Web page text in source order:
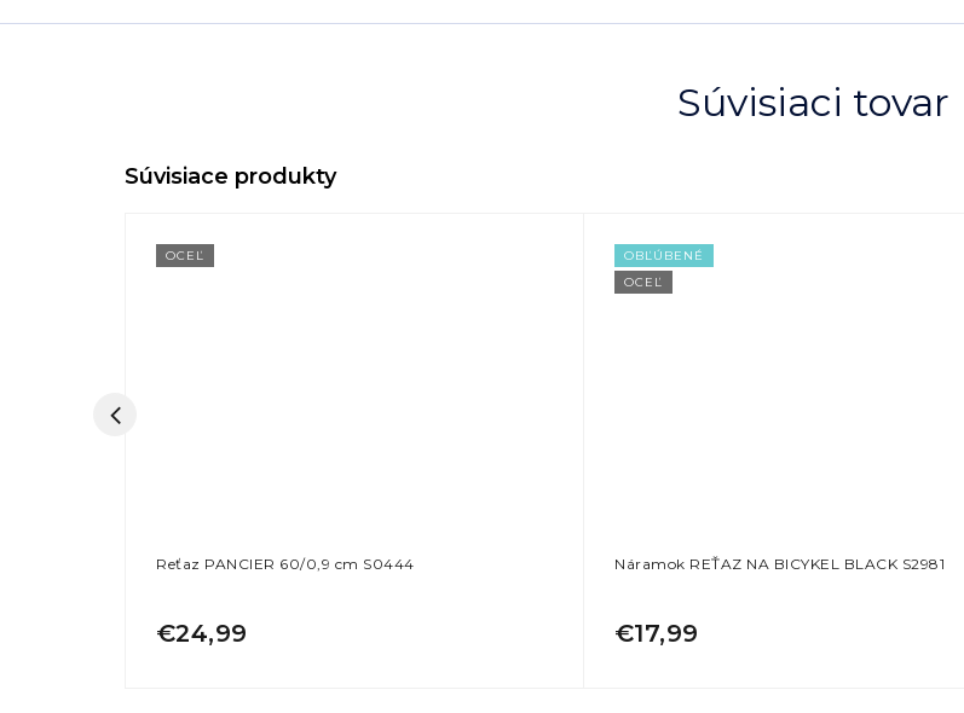
Súvisiaci tovar
OCEĽ
Reťaz PANCIER 60/0,9 cm S0444
€24,99
OBĽÚBENÉ
OCEĽ
Náramok REŤAZ NA BICYKEL BLACK S2981
€17,99